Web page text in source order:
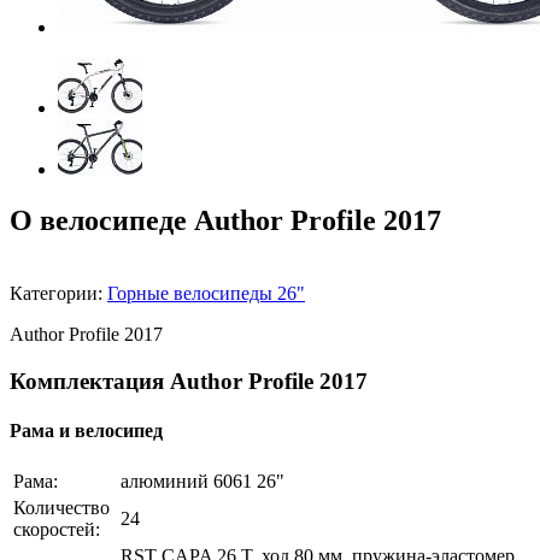
О велосипеде Author Profile 2017
Категории: Горные велосипеды 26"
Author Profile 2017
Комплектация Author Profile 2017
Рама и велосипед
Рама:
алюминий 6061 26"
Количество
скоростей:
24
RST CAPA 26 T, ход 80 мм, пружина-эластомер,